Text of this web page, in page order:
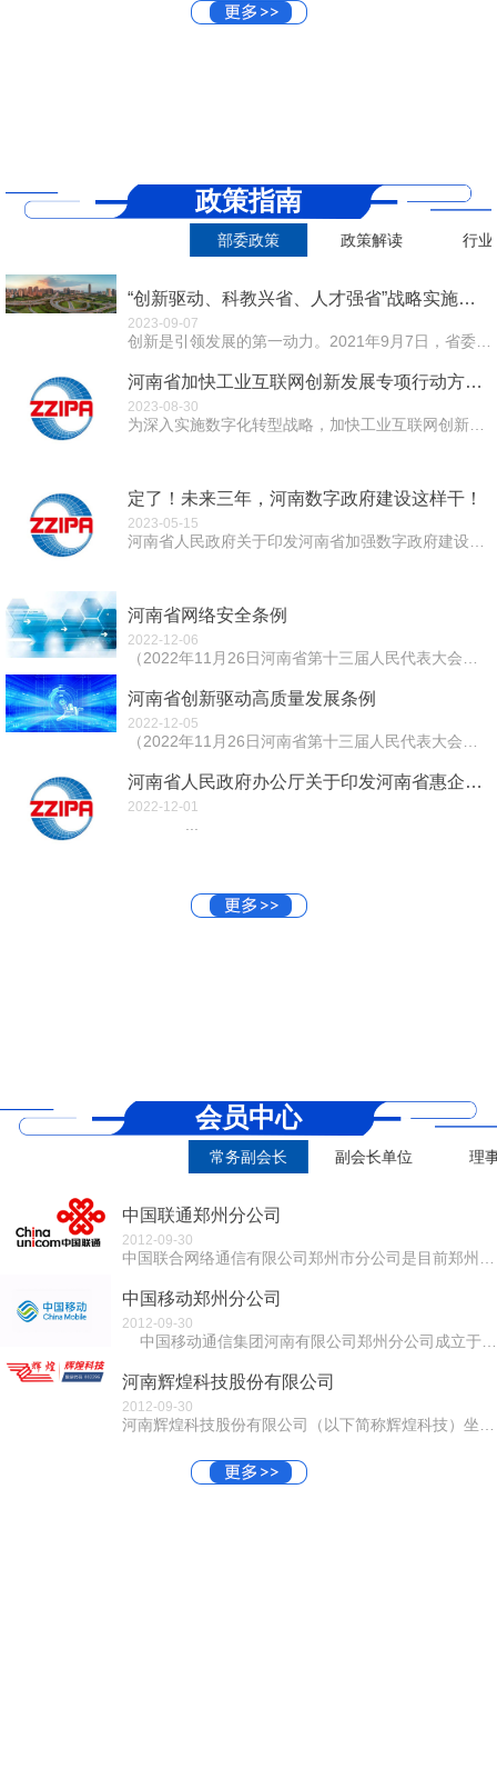
政策指南
部委政策 政策解读 行
“创新驱动、科教兴省、人才强省”战略实施报告
2023-09-07
河南省加快工业互联网创新发展专项行动方案（2023—2025年）
2023-08-30
定了！未来三年，河南数字政府建设这样干！
2023-05-15
河南省网络安全条例
2022-12-06
河南省创新驱动高质量发展条例
2022-12-05
河南省人民政府办公厅关于印发河南省惠企政策免申即享工作方案（试行）的通知
2022-12-01
会员中心
常务副会长 副会长单位 理
中国联通郑州分公司
2012-09-30
中国移动郑州分公司
2012-09-30
河南辉煌科技股份有限公司
2012-09-30